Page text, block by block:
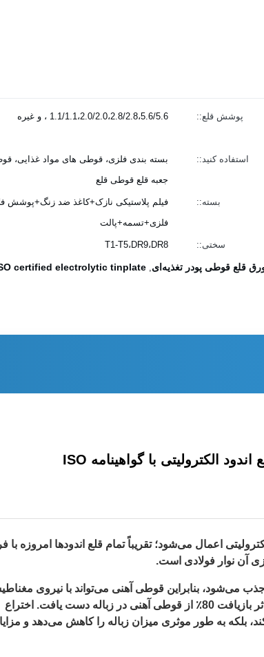
پوشش قلع:: 1.1/1.1،2.0/2.0،2.8/2.8،5.6/5.6 ، و غیره
استفاده کنید::
بسته بندی فلزی، قوطی های مواد غذایی،
جعبه قلع قوطی قلع
بسته::
فیلم پلاستیکی نازک+کاغذ ضد زنگ+پوشش
فلزی+تسمه+پالت
سختی:: T1-T5،DR9،DR8
,
certified electrolytic tinplate
اعمال می‌شود؛ تقریباً تمام قلع اندودها امروزه با
آن نوار فولادی است.
می‌شود، بنابراین قوطی آهنی می‌تواند با نیروی
توسط جداکننده مغناطیسی از زباله جدا شود، با استفاده از این ویژگی می‌توان به راحتی به اثر بازیافت 80٪ از قوطی آهنی در زباله دست یافت. اختراع
بلکه به طور موثری میزان زباله را کاهش می‌دهد و